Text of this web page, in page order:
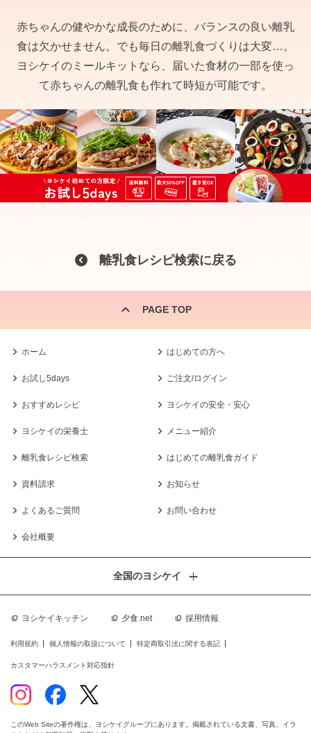
赤ちゃんの健やかな成長のために、バランスの良い離乳
食は欠かせません。でも毎日の離乳食づくりは大変…。
ヨシケイのミールキットなら、届いた食材の一部を使っ
て赤ちゃんの離乳食も作れて時短が可能です。
離乳食レシピ検索に戻る
PAGE TOP
ホーム はじめての方へ
お試し5days ご注文/ログイン
おすすめレシピ ヨシケイの安全・安心
ヨシケイの栄養士 メニュー紹介
離乳食レシピ検索 はじめての離乳食ガイド
資料請求 お知らせ
よくあるご質問 お問い合わせ
会社概要
ヨシケイキッチン 夕食.net 採用情報
全国のヨシケイ
利用規約 個人情報の取扱について 特定商取引法に関する表記
カスタマーハラスメント対応指針
このWeb Siteの著作権は、ヨシケイグループにあります。掲載されている文書、写真、イラ